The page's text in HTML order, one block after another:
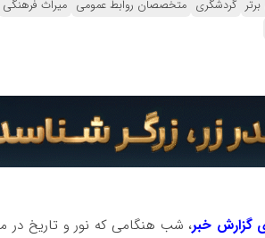
گردشگری متخصصان روابط عمومی میراث فرهنگی
گزارش خبر، شب‌ هنگامی که نور و تاریخ در